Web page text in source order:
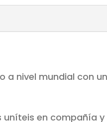
a nivel mundial con
en compañía